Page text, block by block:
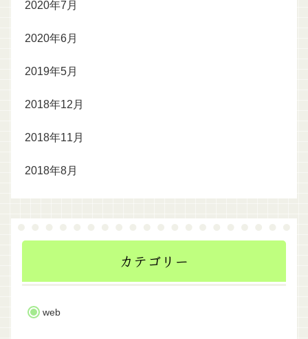
2020年7月
2020年6月
2019年5月
2018年12月
2018年11月
2018年8月
カテゴリー
web